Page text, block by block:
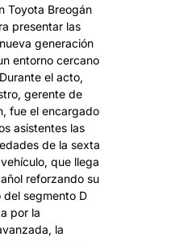
Toyota Breogán
presentar las
generación
entorno cercano
el acto,
gerente de
fue el encargado
asistentes las
de la sexta
que llega
reforzando su
segmento D
por la
la